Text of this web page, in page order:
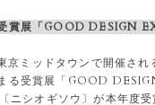
賞展「GOOD DESIGN
京ミッドタウンで開催され
る受賞展「GOOD
ニシオギソウ〕が本年度